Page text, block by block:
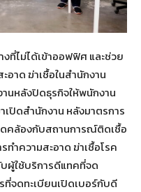
ที่ไม่ได้เข้าออฟฟิศ และช่วย
อาด ฆ่าเชื้อในสำนักงาน
นหลังปิดธุรกิจให้พนักงาน
เปิดสำนักงาน หลังมาตรการ
คล้องกับสถานการณ์ติดเชื้อ
ทำความสะอาด ฆ่าเชื้อโรค
บผู้ใช้บริการดีแทคที่จด
จดทะเบียนเปิดเบอร์กับดี